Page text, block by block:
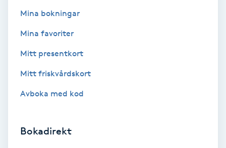
Kosmetisk tatuering
Kroppsinpackning
Kroppspeeling
Käkledsbehandling
Mina bokningar
Mina favoriter
Mitt presentkort
Mitt friskvårdskort
Avboka med kod
Bokadirekt